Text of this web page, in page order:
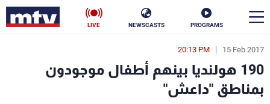
PROGRAMS
NEWSCASTS
LIVE
15 Feb 2017
20:13 PM
190 هولنديا بينهم أطفال موجودون
بمناطق "داعش"
en
الأخبار